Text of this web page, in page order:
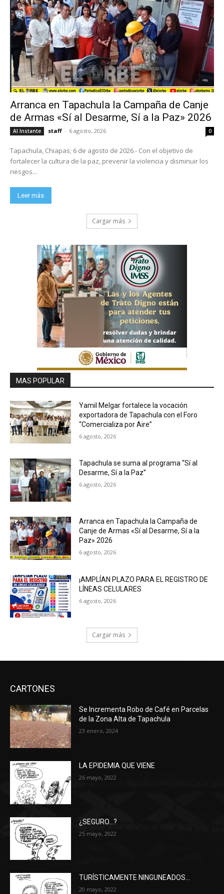
Arranca en Tapachula la Campaña de Canje
de Armas «Sí al Desarme, Sí a la Paz» 2026
Al Instante staff - 6 agosto, 2026 0
Tapachula, Chiapas; 6 de agosto de 2026.- Con el objetivo de
fortalecer la cultura de la paz, prevenir la violencia y disminuir los
riesgos...
Leer más
Cargar más
MAS POPULAR
Yamil Melgar fortalece la vocación
exportadora de Tapachula con el Foro
“Comercializa por Aire”
6 agosto, 2026
Tapachula se suma al programa “Sí al
Desarme, Sí a la Paz”
6 agosto, 2026
Arranca en Tapachula la Campaña de
Canje de Armas «Sí al Desarme, Sí a la
Paz» 2026
6 agosto, 2026
¡AMPLÍAN PLAZO PARA EL REGISTRO DE
LÍNEAS CELULARES
6 agosto, 2026
Cargar más
CARTONES
Se Incrementa Robo de Café en Parcelas
de la Zona Alta de Tapachula
23 enero, 2024
LA EPIDEMIA QUE VIENE
26 mayo, 2022
¿SEGURO…?
25 mayo, 2022
TURÍSTICAMENTE NINGUNEADOS…
20 mayo, 2022